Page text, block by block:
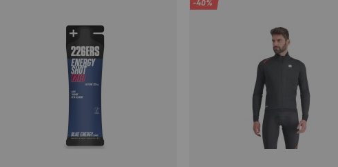
-40%